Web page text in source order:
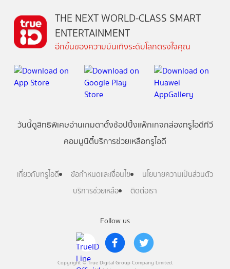
Follow us
Copyright © True Digital Group Company Limited.
THE NEXT WORLD-CLASS SMART
ENTERTAINMENT
อีกขั้นของความบันเทิงระดับโลกตรงใจคุณ
วันนี้ดูสิทธิพิเศษอ่านเกมตาตั้งช้อปปิ้งแพ็กเกจกล่องทรูไอดีทีวี
คอมมูนิตี้บริการช่วยเหลือทรูไอดี
เกี่ยวกับทรูไอดี ข้อกำหนดและเงื่อนไข
นโยบายความเป็นส่วนตัว
บริการช่วยเหลือ
ติดต่อเรา